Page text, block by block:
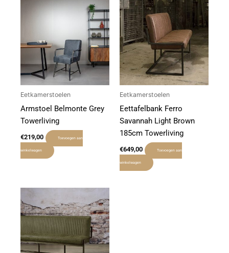
Eetkamerstoelen
Armstoel Belmonte Grey
Towerliving
€219,00 Toevoegen aan
winkelwagen
Eetkamerstoelen
Eettafelbank Ferro
Savannah Light Brown
185cm Towerliving
€649,00 Toevoegen aan
winkelwagen